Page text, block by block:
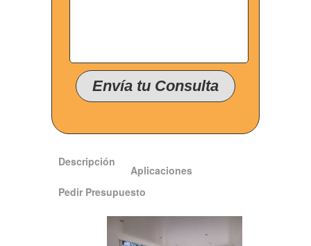
Descripción
Aplicaciones
Pedir Presupuesto